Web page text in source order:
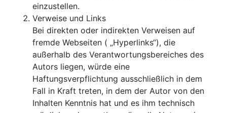
einzustellen.
Verweise und Links
Bei direkten oder indirekten Verweisen auf
fremde Webseiten ( „Hyperlinks“), die
außerhalb des Verantwortungsbereiches des
Autors liegen, würde eine
Haftungsverpflichtung ausschließlich in dem
Fall in Kraft treten, in dem der Autor von den
Inhalten Kenntnis hat und es ihm technisch